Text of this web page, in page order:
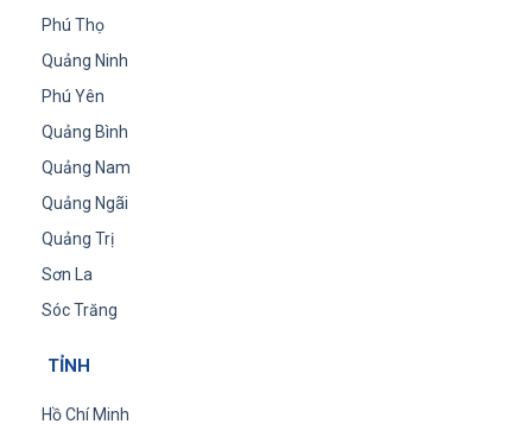
Phú Thọ
Quảng Ninh
Phú Yên
Quảng Bình
Quảng Nam
Quảng Ngãi
Quảng Trị
Sơn La
Sóc Trăng
TỈNH
Hồ Chí Minh